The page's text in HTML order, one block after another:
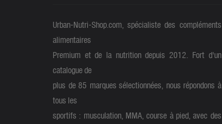
Urban-Nutri-Shop.com, spécialiste des compléments
alimentaires
Premium et de la nutrition depuis 2012. Fort d'un
catalogue de
plus de 85 marques sélectionnées, nous répondons à
tous les
sportifs : musculation, MMA, course à pied, avec des